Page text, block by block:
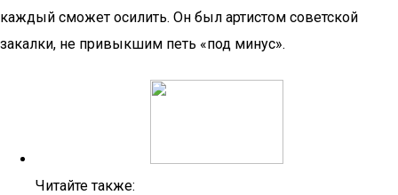
каждый сможет осилить. Он был артистом советской
закалки, не привыкшим петь «под минус».
Читайте также: